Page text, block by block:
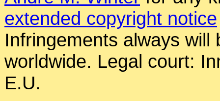
extended copyright notice
Infringements always will
worldwide. Legal court:
E.U.